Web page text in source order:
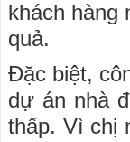
khách hàng
quả.
Đặc biệt,
dự án nhà
thấp. Vì chị